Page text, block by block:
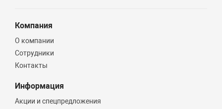
Компания
О компании
Сотрудники
Контакты
Информация
Акции и спецпредложения